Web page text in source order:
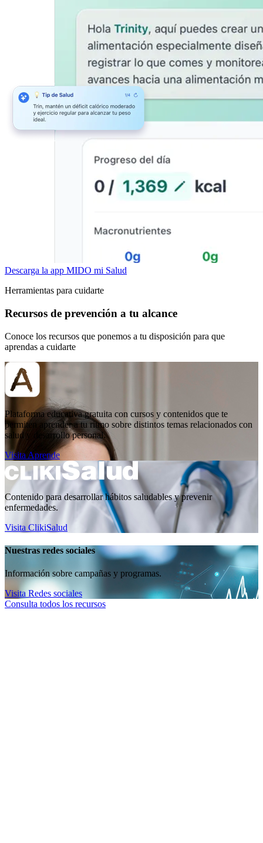
Descarga la app MIDO mi Salud
Herramientas para cuidarte
Recursos de prevención a tu alcance
Conoce los recursos que ponemos a tu disposición para que
aprendas a cuidarte
Plataforma educativa gratuita con cursos y contenidos que te
permiten aprender a tu ritmo sobre distintos temas relacionados con
salud y desarrollo personal.
Visita Aprende
Contenido para desarrollar hábitos saludables y prevenir
enfermedades.
Visita ClikiSalud
Nuestras redes sociales
Información sobre campañas y programas.
Visita Redes sociales
Consulta todos los recursos